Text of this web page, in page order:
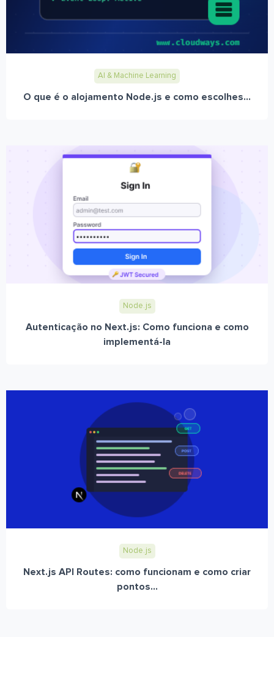
AI & Machine Learning
O que é o alojamento Node.js e como escolhes...
Node.js
Autenticação no Next.js: Como funciona e como
implementá-la
Node.js
Next.js API Routes: como funcionam e como criar
pontos...